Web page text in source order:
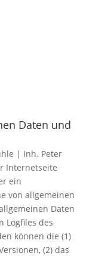
Daten und
| Inh. Peter
Internetseite
ein
von allgemeinen
Daten
Logfiles des
können die (1)
(2) das